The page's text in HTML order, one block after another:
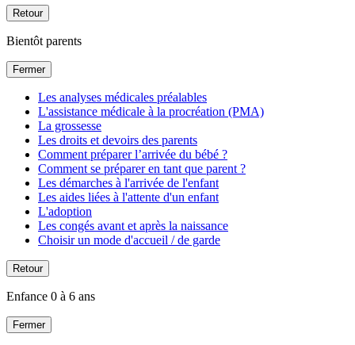
Retour
Bientôt parents
Fermer
Les analyses médicales préalables
L'assistance médicale à la procréation (PMA)
La grossesse
Les droits et devoirs des parents
Comment préparer l’arrivée du bébé ?
Comment se préparer en tant que parent ?
Les démarches à l'arrivée de l'enfant
Les aides liées à l'attente d'un enfant
L'adoption
Les congés avant et après la naissance
Choisir un mode d'accueil / de garde
Retour
Enfance 0 à 6 ans
Fermer